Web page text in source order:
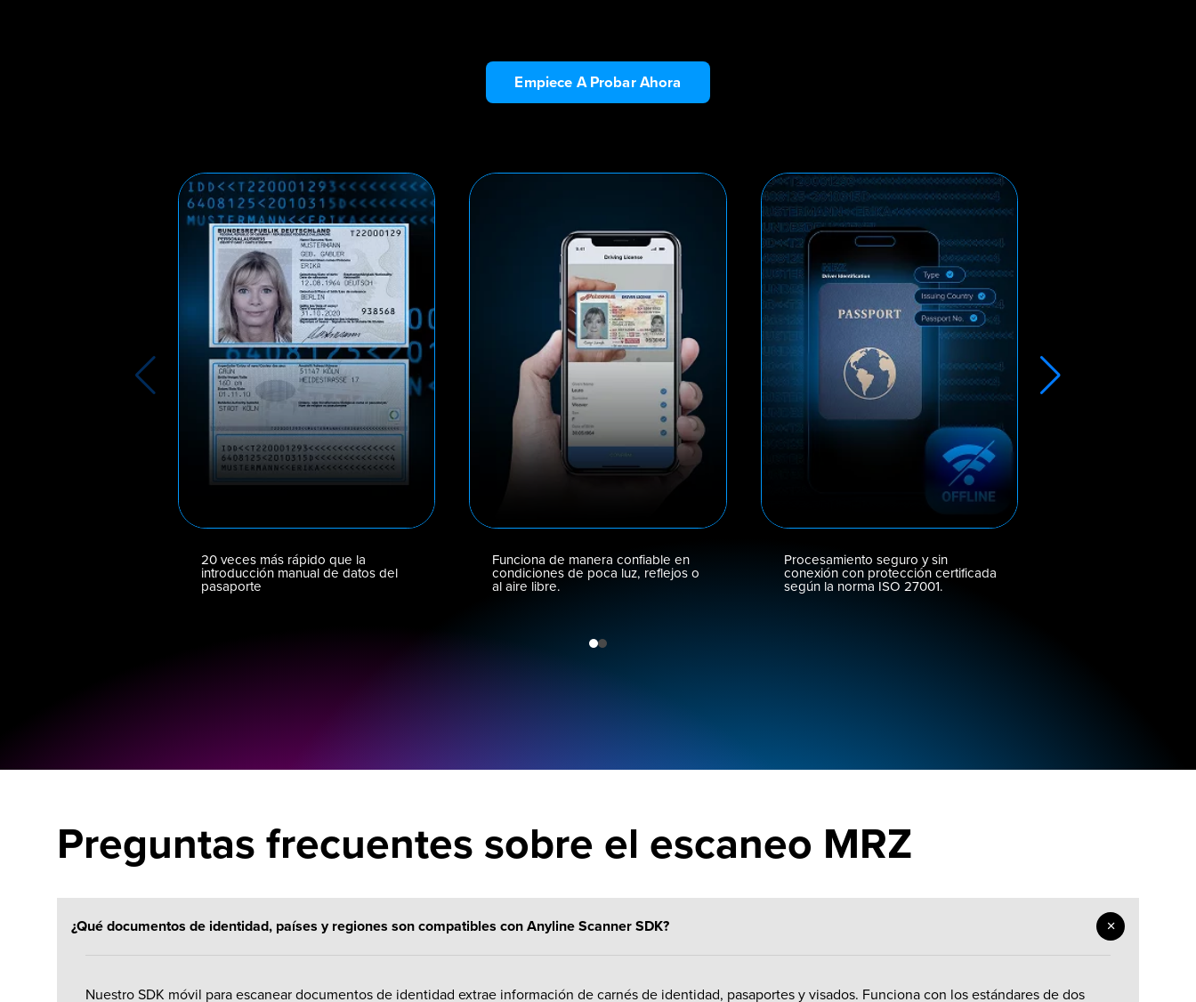
Empiece A Probar Ahora
20 veces más rápido que la
introducción manual de datos del
pasaporte
Funciona de manera confiable en
condiciones de poca luz, reflejos o
al aire libre.
Procesamiento seguro y sin
conexión con protección certificada
según la norma ISO 27001.
Preguntas frecuentes sobre el escaneo MRZ
¿Qué documentos de identidad, países y regiones son compatibles con Anyline Scanner SDK?
Nuestro SDK móvil para escanear documentos de identidad extrae información de carnés de identidad, pasaportes y visados. Funciona con los estándares de dos